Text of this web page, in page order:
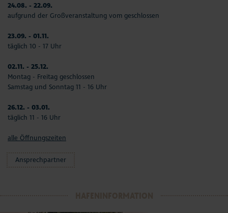
24.08. - 22.09.
aufgrund der Großveranstaltung vom geschlossen
23.09. - 01.11.
täglich 10 - 17 Uhr
02.11. - 25.12.
Montag - Freitag geschlossen
Samstag und Sonntag 11 - 16 Uhr
26.12. - 03.01.
täglich 11 - 16 Uhr
alle Öffnungszeiten
Ansprechpartner